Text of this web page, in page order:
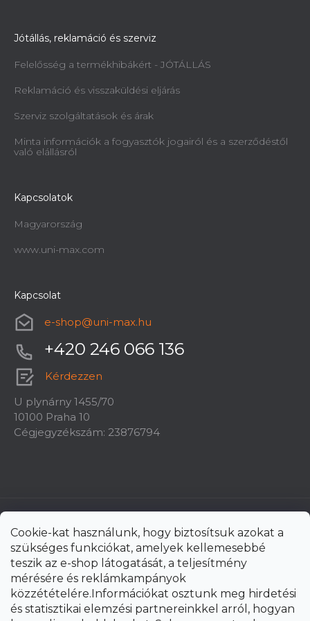
Cookie-kat használunk, hogy biztosítsuk azokat a
szükséges funkciókat, amelyek kellemesebbé
teszik az e-shop látogatását, a teljesítmény
mérésére és reklámkampányok
közzétételére.Információkat osztunk meg hirdetési
és statisztikai elemzési partnereinkkel arról, hogyan
Jótállás, reklamáció és szerviz
Felelősség a termékhibákért - JÓTÁLLÁS
Reklamáció és visszaküldési eljárás
Szerviz szolgáltatások és árak
Minta információk a fogyasztók jogairól és a szerződéstől
való elállásról
Kapcsolatok
Magyarország
www.uni-max.com
Kapcsolat
e-shop@uni-max.hu
+420 246 066 136
Kérdezzen
U plynárny 1455/70
10100 Praha 10
Cégjegyzékszám: 23876794